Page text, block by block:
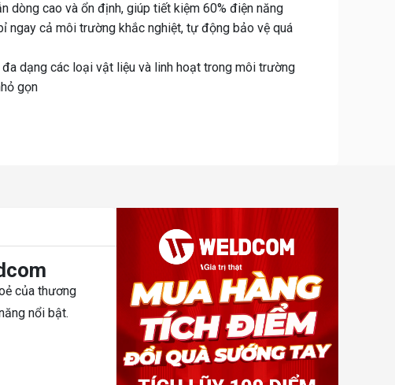
dòng cao và ổn định, giúp tiết kiệm 60% điện năng
ngay cả môi trường khắc nghiệt, tự động bảo vệ quá
dạng các loại vật liệu và linh hoạt trong môi trường
gọn
của thương
nổi bật.